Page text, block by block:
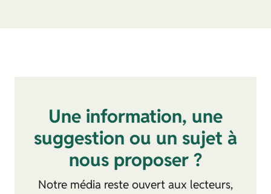
Une information, une
suggestion ou un sujet à
nous proposer ?
Notre média reste ouvert aux lecteurs,